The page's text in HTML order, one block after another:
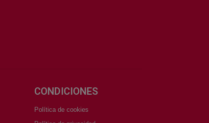
CONDICIONES
Política de cookies